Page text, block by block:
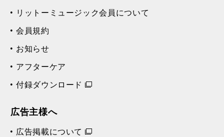
リットーミュージック会員について
会員規約
お知らせ
アフターケア
付録ダウンロード
広告主様へ
広告掲載について